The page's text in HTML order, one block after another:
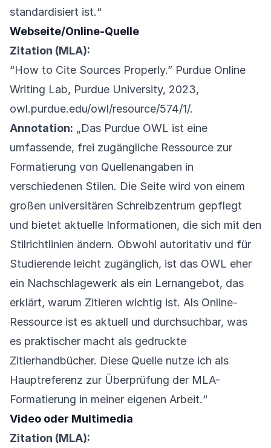
standardisiert ist.“
Webseite/Online-Quelle
Zitation (MLA):
“How to Cite Sources Properly.” Purdue Online
Writing Lab, Purdue University, 2023,
owl.purdue.edu/owl/resource/574/1/.
Annotation: „Das Purdue OWL ist eine
umfassende, frei zugängliche Ressource zur
Formatierung von Quellenangaben in
verschiedenen Stilen. Die Seite wird von einem
großen universitären Schreibzentrum gepflegt
und bietet aktuelle Informationen, die sich mit den
Stilrichtlinien ändern. Obwohl autoritativ und für
Studierende leicht zugänglich, ist das OWL eher
ein Nachschlagewerk als ein Lernangebot, das
erklärt, warum Zitieren wichtig ist. Als Online-
Ressource ist es aktuell und durchsuchbar, was
es praktischer macht als gedruckte
Zitierhandbücher. Diese Quelle nutze ich als
Hauptreferenz zur Überprüfung der MLA-
Formatierung in meiner eigenen Arbeit.“
Video oder Multimedia
Zitation (MLA):